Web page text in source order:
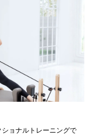
ショナルトレーニングで